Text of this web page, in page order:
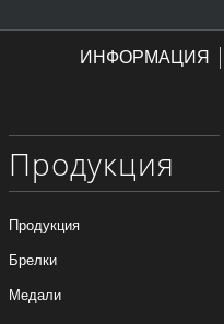
ИНФОРМАЦИЯ
Продукция
Продукция
Брелки
Медали